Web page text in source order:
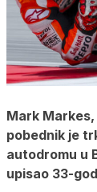
Mark
pobednik je
autodromu u
upisao 33-